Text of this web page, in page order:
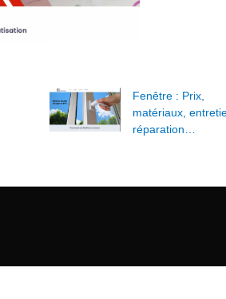
Fenêtre : Prix,
matériaux,
réparation…